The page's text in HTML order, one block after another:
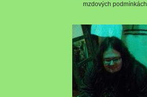
mzdových podmínkách